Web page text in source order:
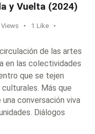
y Vuelta (2024)
Views 1 Like
de las artes
en las colectividades
que se tejen
Más que
conversación viva
Diálogos